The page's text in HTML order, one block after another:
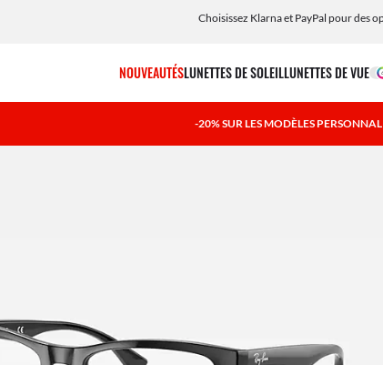
Personnalisez vos lunettes de soleil
NOUVEAUTÉSLUNETTES DE SOLEILLUNETTES DE VUE
-20% SUR LES MODÈLES